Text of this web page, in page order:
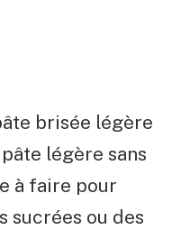
brisée légère
légère sans
à faire pour
sucrées ou des